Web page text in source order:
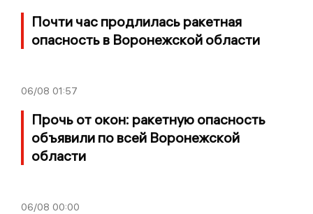
Почти час продлилась ракетная
опасность в Воронежской области
06/08 01:57
Прочь от окон: ракетную опасность
объявили по всей Воронежской
области
06/08 00:00